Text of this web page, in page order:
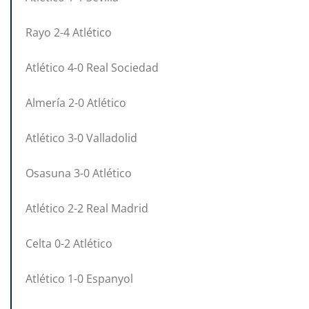
Rayo 2-4 Atlético
Atlético 4-0 Real Sociedad
Almería 2-0 Atlético
Atlético 3-0 Valladolid
Osasuna 3-0 Atlético
Atlético 2-2 Real Madrid
Celta 0-2 Atlético
Atlético 1-0 Espanyol